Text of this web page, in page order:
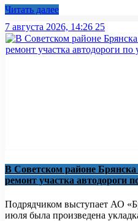
Читать далее
7 августа 2026, 14:26 25
В Советском районе
ремонт участка автодороги
Подрядчиком выступает АО
июля была произведена